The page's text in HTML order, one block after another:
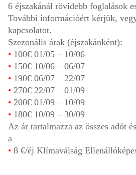
6 éjszakánál rövidebb foglalások
További információért kérjük,
kapcsolatot.
Szezonális árak (éjszakánként):
• 100€ 01/05 – 10/06
• 150€ 10/06 – 06/07
• 190€ 06/07 – 22/07
• 270€ 22/07 – 01/09
• 200€ 01/09 – 10/09
• 180€ 10/09 – 30/09
Az ár tartalmazza az összes adót
a
• 8 €/éj Klímaválság